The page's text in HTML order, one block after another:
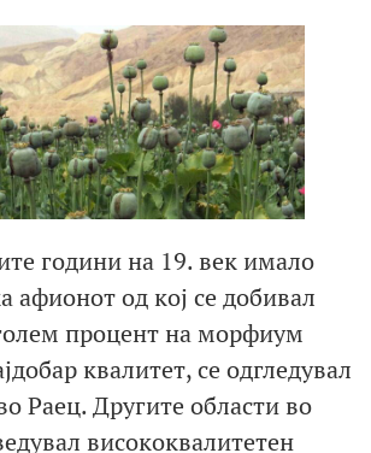
години на 19. век имало
афионот од кој се добивал
процент на морфиум
квалитет, се одгледувал
Раец. Другите области во
висококвалитетен